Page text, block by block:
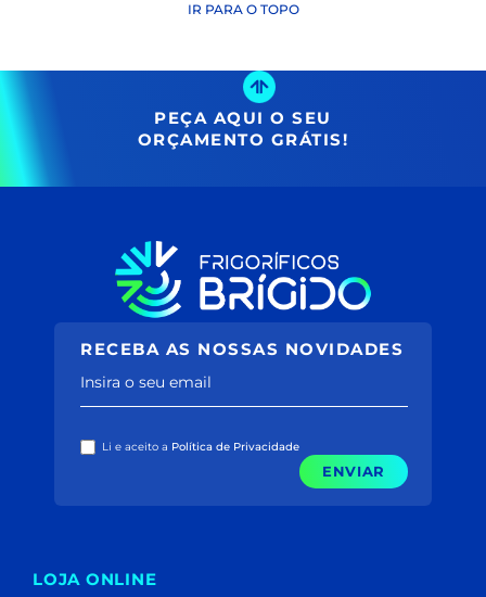
IR PARA O TOPO
PEÇA AQUI O SEU
ORÇAMENTO GRÁTIS!
RECEBA AS NOSSAS NOVIDADES
Insira o seu email
Li e aceito a Política de Privacidade
ENVIAR
LOJA ONLINE